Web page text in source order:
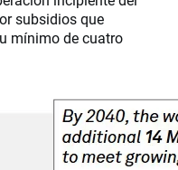
subsidios que
mínimo de cuatro